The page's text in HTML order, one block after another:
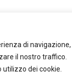
di
il nostro traffico.
dei cookie.